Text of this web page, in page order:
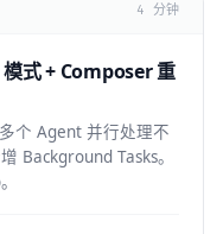
4 分钟
式 + Composer 重
个 Agent 并行处理不
Background Tasks。